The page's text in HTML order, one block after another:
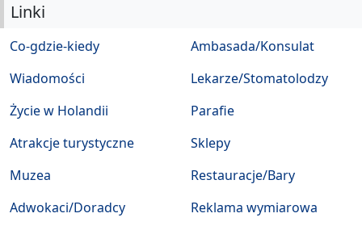
Linki
Co-gdzie-kiedy
Wiadomości
Życie w Holandii
Atrakcje turystyczne
Muzea
Ambasada/Konsulat
Lekarze/Stomatolodzy
Parafie
Sklepy
Restauracje/Bary
Adwokaci/Doradcy
Reklama wymiarowa